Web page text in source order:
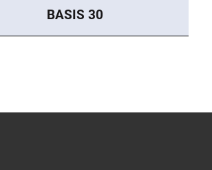
BASIS 30